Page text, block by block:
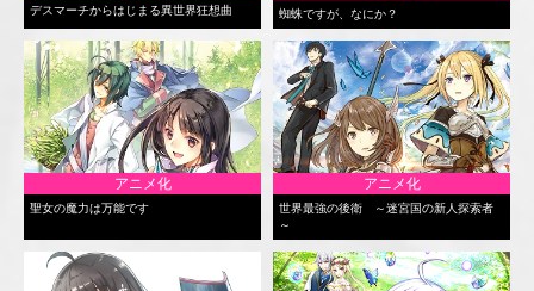
デスマーチからはじまる異世界狂想曲 蜘蛛ですが、なにか？
アニメ化
聖女の魔力は万能です
アニメ化
世界最強の後衛 ～迷宮国の新人探索者
～